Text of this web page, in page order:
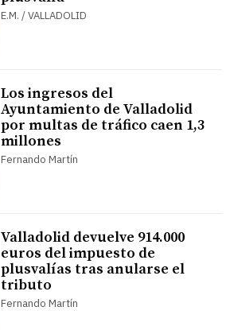
E.M. / VALLADOLID
Los ingresos del
Ayuntamiento de Valladolid
por multas de tráfico caen 1,3
millones
Fernando Martín
Valladolid devuelve 914.000
euros del impuesto de
plusvalías tras anularse el
tributo
Fernando Martín